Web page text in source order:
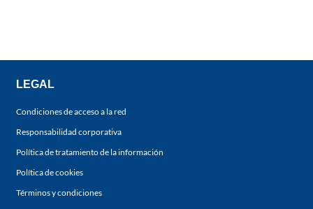
LEGAL
Condiciones de acceso a la red
Responsabilidad corporativa
Política de tratamiento de la información
Política de cookies
Términos y condiciones